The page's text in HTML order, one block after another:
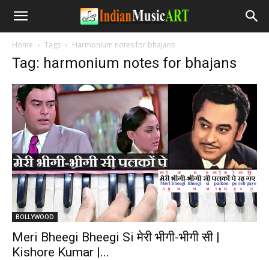
Home Tags Harmonium notes for bhajans
Tag: harmonium notes for bhajans
BOLLYWOOD
Meri Bheegi Bheegi Si मेरी भीगी-भीगी सी |
Kishore Kumar |...